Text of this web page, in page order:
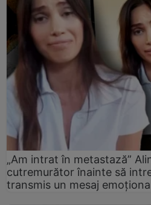
„Am intrat în metastază”
cutremurător înainte să
transmis un mesaj